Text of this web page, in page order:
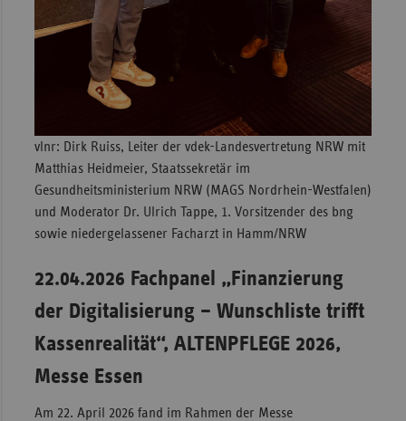
vlnr: Dirk Ruiss, Leiter der vdek-Landesvertretung NRW mit
Matthias Heidmeier, Staatssekretär im
Gesundheitsministerium NRW (MAGS Nordrhein-Westfalen)
und Moderator Dr. Ulrich Tappe, 1. Vorsitzender des bng
sowie niedergelassener Facharzt in Hamm/NRW
22.04.2026 Fachpanel „Finanzierung
der Digitalisierung – Wunschliste trifft
Kassenrealität“, ALTENPFLEGE 2026,
Messe Essen
Am 22. April 2026 fand im Rahmen der Messe